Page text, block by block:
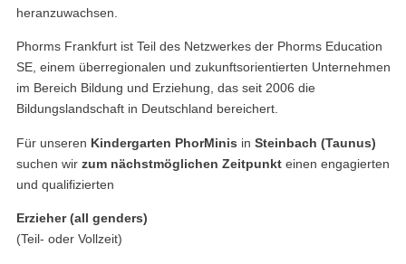
heranzuwachsen.
Phorms Frankfurt ist Teil des Netzwerkes der Phorms Education
SE, einem überregionalen und zukunftsorientierten Unternehmen
im Bereich Bildung und Erziehung, das seit 2006 die
Bildungslandschaft in Deutschland bereichert.
Für unseren Kindergarten PhorMinis in Steinbach (Taunus)
suchen wir zum nächstmöglichen Zeitpunkt einen engagierten
und qualifizierten
Erzieher (all genders)
(Teil- oder Vollzeit)